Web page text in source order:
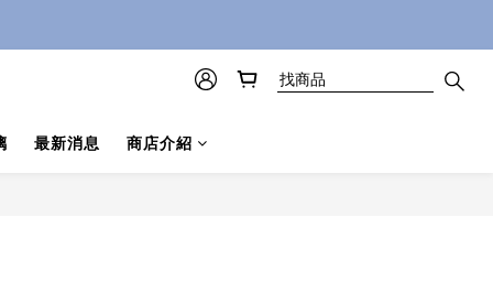
最新消息 商店介紹